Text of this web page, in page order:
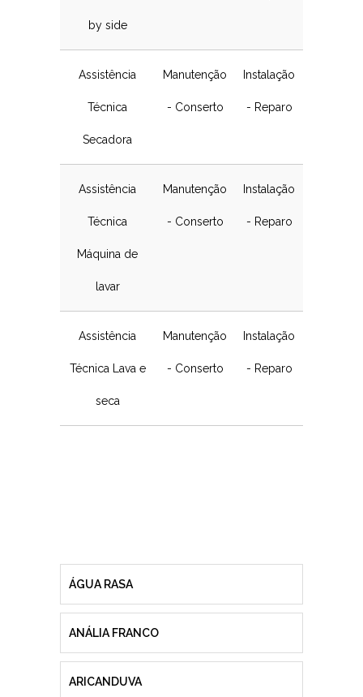
by side
Assistência
Técnica
Secadora
Manutenção
- Conserto
Instalação
- Reparo
Assistência
Técnica
Máquina de
lavar
Manutenção
- Conserto
Instalação
- Reparo
Assistência
Técnica Lava e
seca
Manutenção
- Conserto
Instalação
- Reparo
ÁGUA RASA
ANÁLIA FRANCO
ARICANDUVA